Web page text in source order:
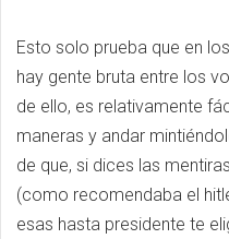
Esto solo prueba que en
hay gente bruta entre los
de ello, es relativamente
maneras y andar
de que, si dices las
(como recomendaba el
esas hasta presidente te